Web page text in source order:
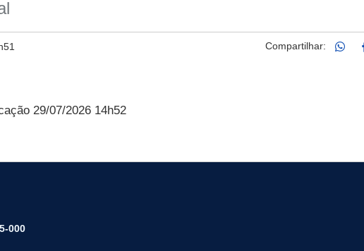
Compartilhar:
29/07/2026 14h52
000